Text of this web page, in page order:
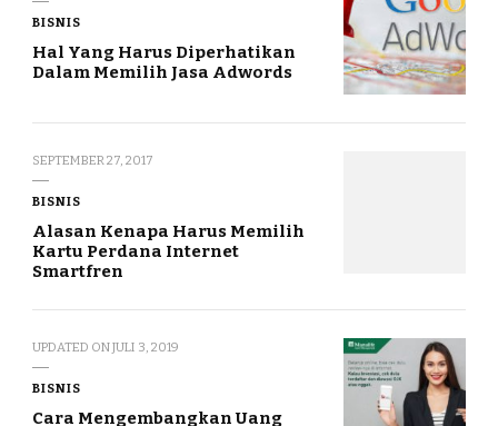
BISNIS
Hal Yang Harus Diperhatikan
Dalam Memilih Jasa Adwords
SEPTEMBER 27, 2017
BISNIS
Alasan Kenapa Harus Memilih
Kartu Perdana Internet
Smartfren
UPDATED ONJULI 3, 2019
BISNIS
Cara Mengembangkan Uang